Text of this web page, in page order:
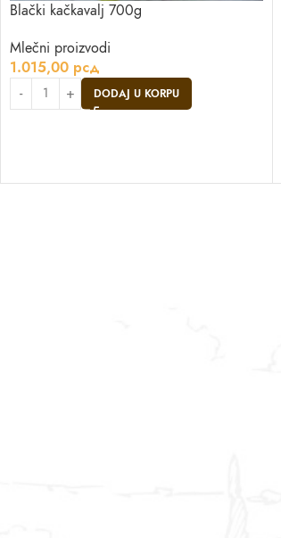
Blački kačkavalj 700g
Mlečni proizvodi
1.015,00 рсд
DODAJ U KORPU